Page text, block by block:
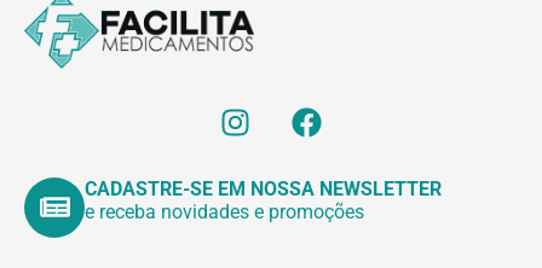
CADASTRE-SE EM NOSSA NEWSLETTER
e receba novidades e promoções